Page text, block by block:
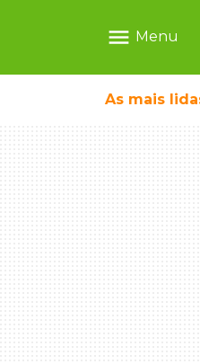
menu Menu
As mais
ligada a laboratório